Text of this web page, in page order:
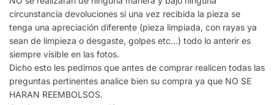
circunstancia devoluciones si una vez recibida la pieza se
tenga una apreciación diferente (pieza limpiada, con rayas ya
sean de limpieza o desgaste, golpes etc…) todo lo anterir es
siempre visible en las fotos.
Dicho esto les pedimos que antes de comprar realicen todas las
preguntas pertinentes analice bien su compra ya que NO SE
HARAN REEMBOLSOS.